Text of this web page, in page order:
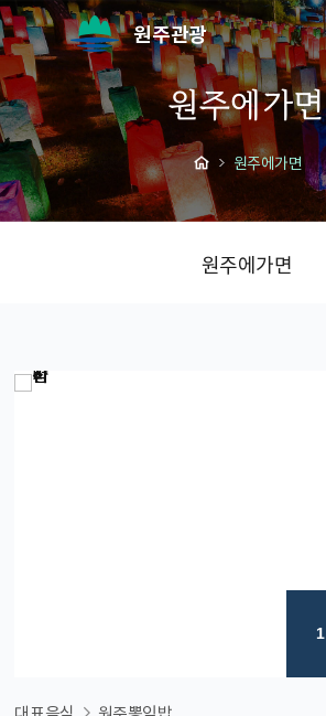
원주관광
원주에가면
원주에가면
원주에가면
1